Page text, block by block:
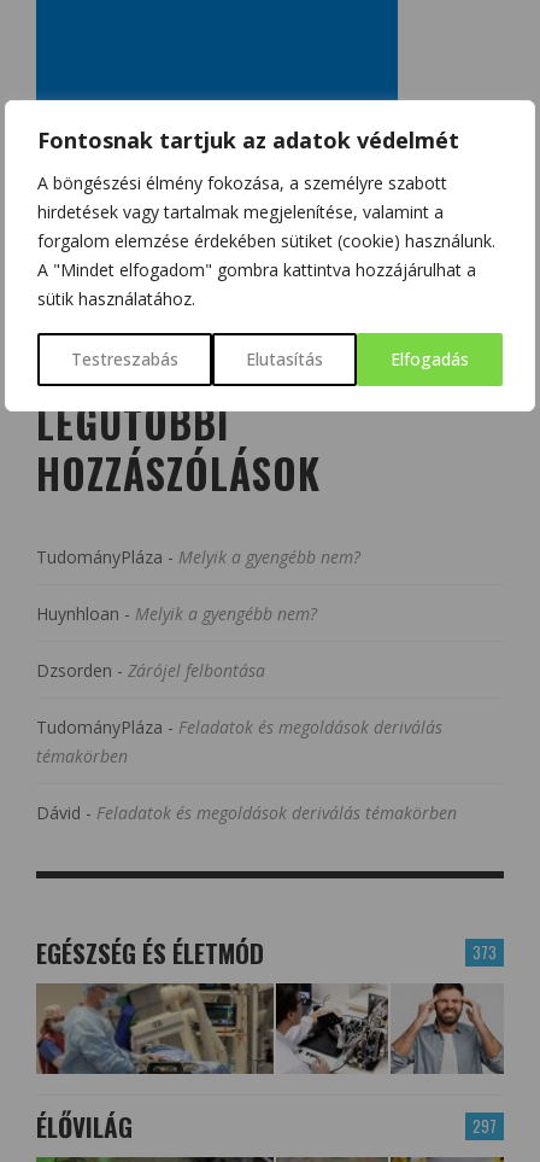
Fontosnak tartjuk az adatok védelmét
A böngészési élmény fokozása, a személyre szabott
hirdetések vagy tartalmak megjelenítése, valamint a
forgalom elemzése érdekében sütiket (cookie) használunk.
A "Mindet elfogadom" gombra kattintva hozzájárulhat a
sütik használatához.
Testreszabás Elutasítás Elfogadás
LEGUTÓBBI
HOZZÁSZÓLÁSOK
TudományPláza - Melyik a gyengébb nem?
Huynhloan - Melyik a gyengébb nem?
Dzsorden - Zárójel felbontása
TudományPláza - Feladatok és megoldások deriválás
témakörben
Dávid - Feladatok és megoldások deriválás témakörben
373
EGÉSZSÉG ÉS ÉLETMÓD
297
ÉLŐVILÁG